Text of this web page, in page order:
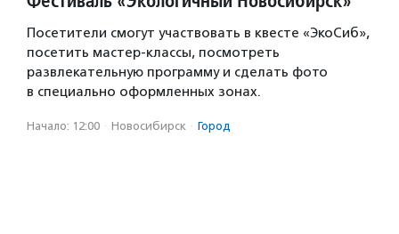
Посетители смогут участвовать в квесте «ЭкоСиб»,
посетить мастер-классы, посмотреть
развлекательную программу и сделать фото
в специально оформленных зонах.
Начало: 12:00 · Новосибирск · Город